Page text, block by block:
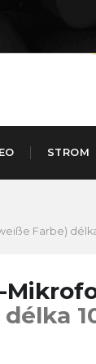
STROM
Farbe)
délka